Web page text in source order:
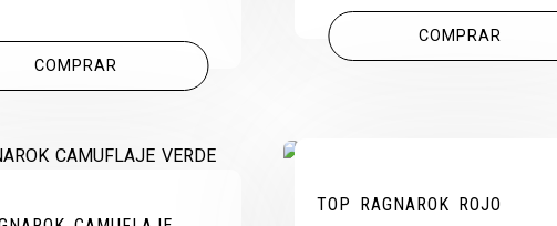
COMPRAR
COMPRAR
TOP RAGNAROK ROJO